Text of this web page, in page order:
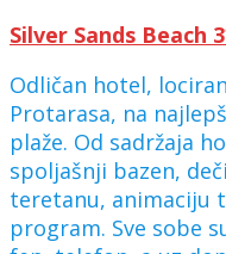
Silver Sands Beach
Odličan hotel,
Protarasa, na
plaže. Od sadržaja
spoljašnji bazen,
teretanu, animaciju
program. Sve sobe